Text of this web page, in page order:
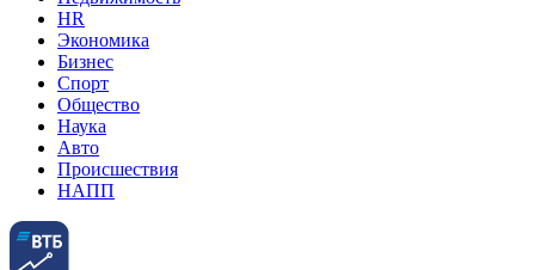
HR
Экономика
Бизнес
Спорт
Общество
Наука
Авто
Происшествия
НАПП